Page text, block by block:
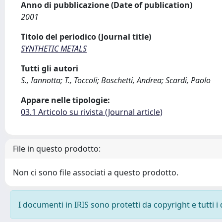
Anno di pubblicazione (Date of publication)
2001
Titolo del periodico (Journal title)
SYNTHETIC METALS
Tutti gli autori
S., Iannotta; T., Toccoli; Boschetti, Andrea; Scardi, Paolo
Appare nelle tipologie:
03.1 Articolo su rivista (Journal article)
File in questo prodotto:
Non ci sono file associati a questo prodotto.
I documenti in IRIS sono protetti da copyright e tutti